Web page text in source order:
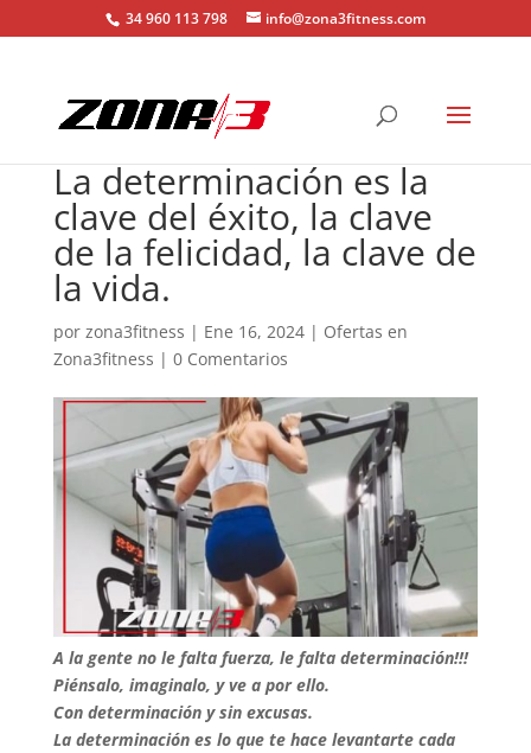
34 960 113 798 info@zona3fitness.com
La determinación es la
clave del éxito, la clave
de la felicidad, la clave de
la vida.
por zona3fitness | Ene 16, 2024| Ofertas en
Zona3fitness | 0 Comentarios
A la gente no le falta fuerza, le falta determinación!!!
Piénsalo, imaginalo, y ve a por ello.
Con determinación y sin excusas.
La determinación es lo que te hace levantarte cada